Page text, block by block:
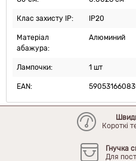
Клас захисту IP: IP20
Матеріал
абажура:
Алюминий
Лампочки: 1 шт
EAN:
Короткі
Гнучка
Для